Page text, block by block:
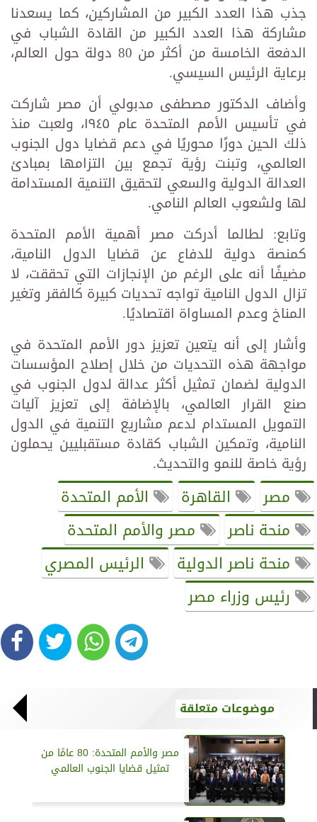
جذب هذا العدد الكبير من المشاركين، كما يسعدنا
مشاركة هذا العدد الكبير من القادة الشباب في
الدفعة الخامسة من أكثر من 80 دولة حول العالم،
برعاية الرئيس السيسي.
وأضاف الدكتور مصطفى مدبولي أن مصر شاركت
في تأسيس الأمم المتحدة عام ١٩٤٥، ولعبت منذ
ذلك الحين دورًا محوريًا في دعم قضايا دول الجنوب
العالمي، وتبنت رؤية تجمع بين التزامها بمبادئ
العدالة الدولية والسعي لتحقيق التنمية المستدامة
لها ولشعوب العالم النامي.
وتابع: لطالما أدركت مصر أهمية الأمم المتحدة
كمنصة دولية للدفاع عن قضايا الدول النامية،
مضيفًا أنه على الرغم من الإنجازات التي تحققت، لا
تزال الدول النامية تواجه تحديات كبيرة كالفقر وتغير
المناخ وعدم المساواة اقتصاديًا.
وأشار إلى أنه يتعين تعزيز دور الأمم المتحدة في
مواجهة هذه التحديات من خلال إصلاح المؤسسات
الدولية لضمان تمثيل أكثر عدالة لدول الجنوب في
صنع القرار العالمي، بالإضافة إلى تعزيز آليات
التمويل المستدام لدعم مشاريع التنمية في الدول
النامية، وتمكين الشباب كقادة مستقبليين يحملون
رؤية خاصة للنمو والتحديث.
مصر القاهرة
الأمم المتحدة
منحة ناصر
مصر والأمم المتحدة
منحة ناصر الدولية
الرئيس المصري
رئيس وزراء مصر
موضوعات متعلقة
مصر والأمم المتحدة: 80 عامًا من
تمثيل قضايا الجنوب العالمي